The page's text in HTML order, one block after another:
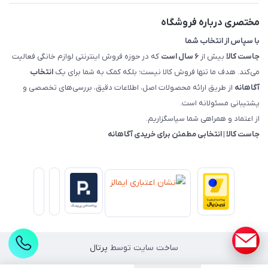
مختصری درباره فروشگاه
با سپاس از انتخاب شما
جاست کالا بیش از ۶ سال است
که در حوزه فروش اینترنتی لوازم خانگی فعالیت
می‌کند. هدف ما تنها فروش کالا نیست؛ بلکه کمک به شما برای یک انتخاب
آگاهانه از طریق ارائه محصولات اصل، اطلاعات دقیق، بررسی‌های تخصصی و
پشتیبانی مسئولانه است.
از اعتماد و همراهی شما سپاسگزاریم.
جاست کالا | انتخابی مطمئن برای خریدی آگاهانه
ساخت سایت توسط پرتال